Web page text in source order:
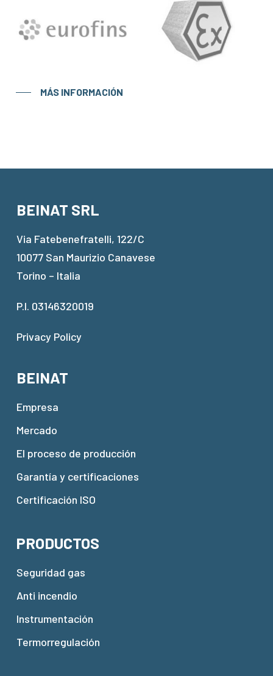
MÁS INFORMACIÓN
BEINAT SRL
Via Fatebenefratelli, 122/C
10077 San Maurizio Canavese
Torino – Italia
P.I. 03146320019
Privacy Policy
BEINAT
Empresa
Mercado
El proceso de producción
Garantía y certificaciones
Certificación ISO
PRODUCTOS
Seguridad gas
Anti incendio
Instrumentación
Termorregulación